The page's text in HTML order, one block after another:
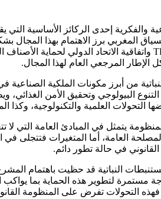
والفكرية إحدى الركائز الأساسية
المغربي برز الاهتمام بهذا المجال
الإطار المرجعي العام لهذا المجال.
من أبرز مكونات الملكية
البيولوجي وتحقيق الأمن الغذائي،
التحولات العلمية والتكنولوجية،
يتمثل في المبادئ العامة التي لا
العامة، أما المتغيرات فتتجلى
في حالة تطور دائم.
مستمرة لتطوير هذه الحماية بما يواكب
فهذه التحولات تفرض على المنظومة